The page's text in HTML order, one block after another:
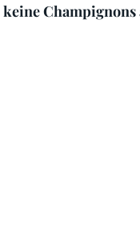
keine Champignons